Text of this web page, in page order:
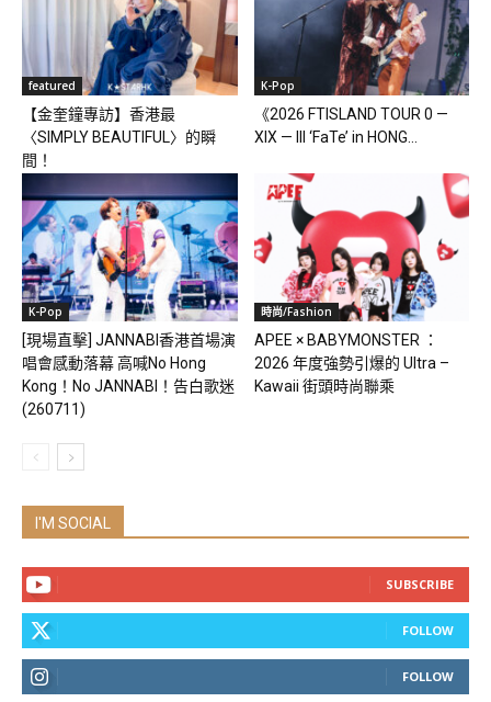
featured
【金奎鐘專訪】香港最
〈SIMPLY BEAUTIFUL〉的瞬
間！
K-Pop
《2026 FTISLAND TOUR 0 —
XIX — III ‘FaTe’ in HONG...
K-Pop
[現場直擊] JANNABI香港首場演
唱會感動落幕 高喊No Hong
Kong！No JANNABI！告白歌迷
(260711)
時尚/Fashion
APEE × BABYMONSTER ：
2026 年度強勢引爆的 Ultra –
Kawaii 街頭時尚聯乘
I'M SOCIAL
SUBSCRIBE
FOLLOW
FOLLOW